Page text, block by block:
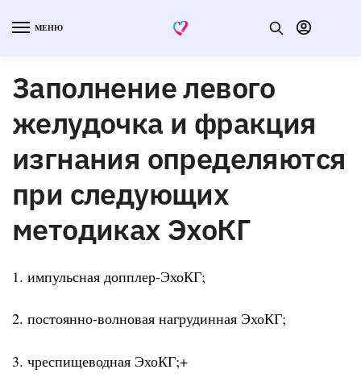
МЕНЮ
Заполнение левого
желудочка и фракция
изгнания определяются
при следующих
методиках ЭхоКГ
1. импульсная допплер-ЭхоКГ;
2. постоянно-волновая нагрудинная ЭхоКГ;
3. чреспищеводная ЭхоКГ;+